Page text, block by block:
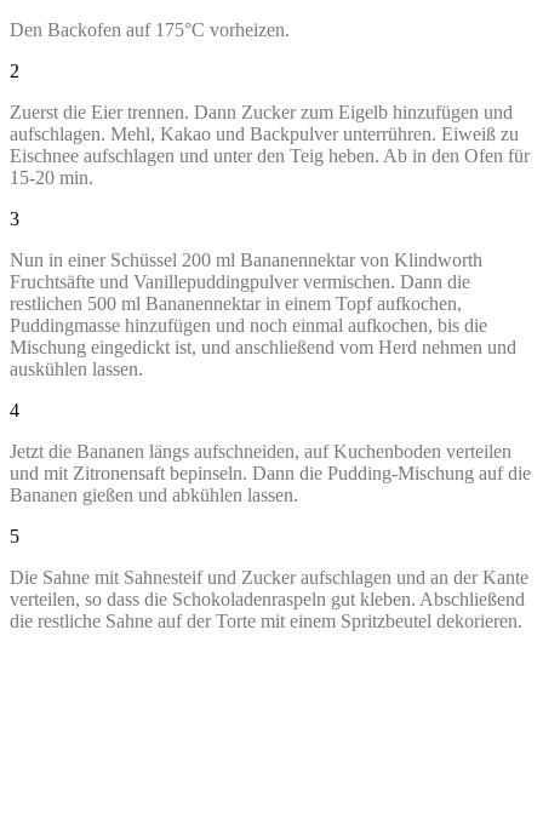
Den Backofen auf 175°C vorheizen.
2
Zuerst die Eier trennen. Dann Zucker zum Eigelb hinzufügen und
aufschlagen. Mehl, Kakao und Backpulver unterrühren. Eiweiß zu
Eischnee aufschlagen und unter den Teig heben. Ab in den Ofen für
15-20 min.
3
Nun in einer Schüssel 200 ml Bananennektar von Klindworth
Fruchtsäfte und Vanillepuddingpulver vermischen. Dann die
restlichen 500 ml Bananennektar in einem Topf aufkochen,
Puddingmasse hinzufügen und noch einmal aufkochen, bis die
Mischung eingedickt ist, und anschließend vom Herd nehmen und
auskühlen lassen.
4
Jetzt die Bananen längs aufschneiden, auf Kuchenboden verteilen
und mit Zitronensaft bepinseln. Dann die Pudding-Mischung auf die
Bananen gießen und abkühlen lassen.
5
Die Sahne mit Sahnesteif und Zucker aufschlagen und an der Kante
verteilen, so dass die Schokoladenraspeln gut kleben. Abschließend
die restliche Sahne auf der Torte mit einem Spritzbeutel dekorieren.